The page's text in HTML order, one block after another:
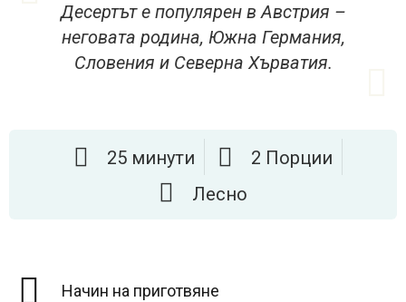
Десертът е популярен в Австрия –
неговата родина, Южна Германия,
Словения и Северна Хърватия.
25 минути
2 Порции
Лесно
Начин на приготвяне